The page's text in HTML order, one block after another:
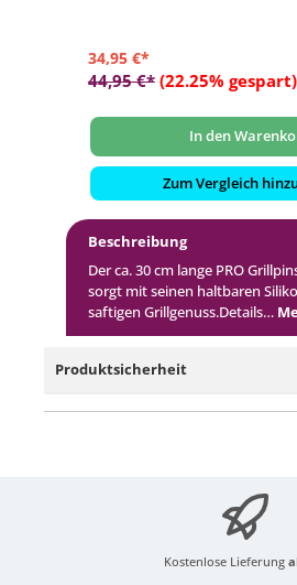
34,95 €*
44,95 €* (22.25% gespart)
In den
Zum Vergleich
Beschreibung
Der ca. 30 cm lange PRO
sorgt mit seinen haltbaren
saftigen Grillgenuss.Details…
Produktsicherheit
Kostenlose Lieferung